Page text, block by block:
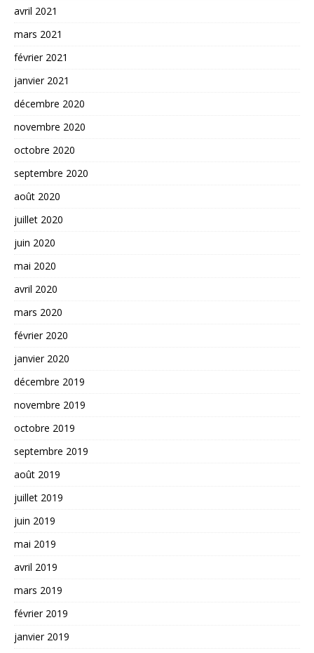
avril 2021
mars 2021
février 2021
janvier 2021
décembre 2020
novembre 2020
octobre 2020
septembre 2020
août 2020
juillet 2020
juin 2020
mai 2020
avril 2020
mars 2020
février 2020
janvier 2020
décembre 2019
novembre 2019
octobre 2019
septembre 2019
août 2019
juillet 2019
juin 2019
mai 2019
avril 2019
mars 2019
février 2019
janvier 2019